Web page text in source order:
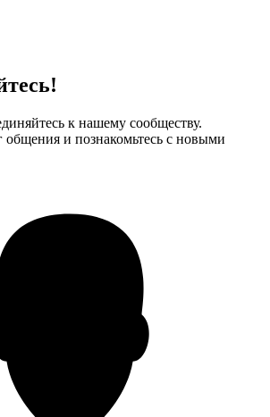
к нашему сообществу.
и познакомьтесь с новыми